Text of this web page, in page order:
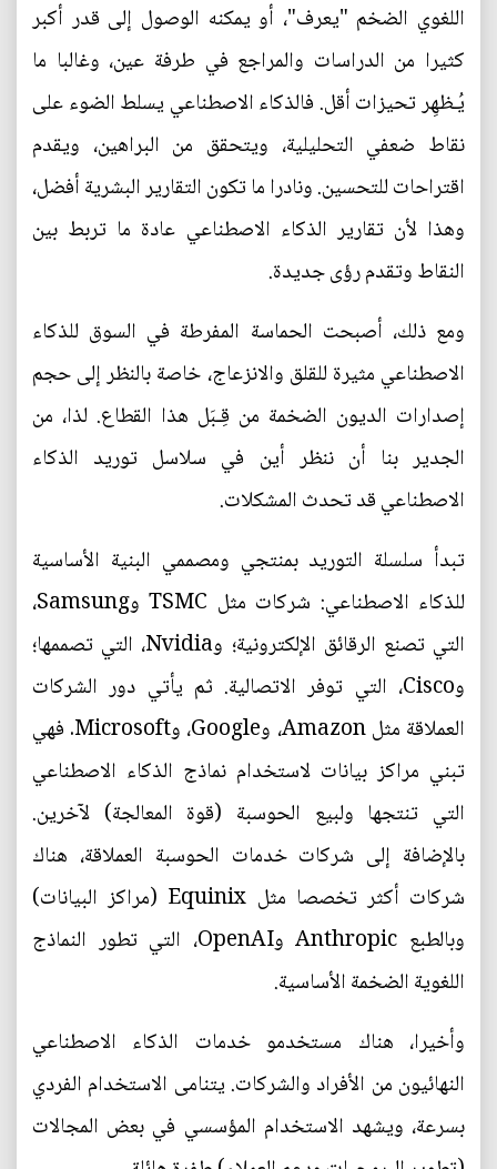
اللغوي الضخم "يعرف"، أو يمكنه الوصول إلى قدر أكبر
كثيرا من الدراسات والمراجع في طرفة عين، وغالبا ما
يُـظهِر تحيزات أقل. فالذكاء الاصطناعي يسلط الضوء على
نقاط ضعفي التحليلية، ويتحقق من البراهين، ويقدم
اقتراحات للتحسين. ونادرا ما تكون التقارير البشرية أفضل،
وهذا لأن تقارير الذكاء الاصطناعي عادة ما تربط بين
النقاط وتقدم رؤى جديدة.
ومع ذلك، أصبحت الحماسة المفرطة في السوق للذكاء
الاصطناعي مثيرة للقلق والانزعاج، خاصة بالنظر إلى حجم
إصدارات الديون الضخمة من قِـبَل هذا القطاع. لذا، من
الجدير بنا أن ننظر أين في سلاسل توريد الذكاء
الاصطناعي قد تحدث المشكلات.
تبدأ سلسلة التوريد بمنتجي ومصممي البنية الأساسية
للذكاء الاصطناعي: شركات مثل TSMC وSamsung،
التي تصنع الرقائق الإلكترونية؛ وNvidia، التي تصممها؛
وCisco، التي توفر الاتصالية. ثم يأتي دور الشركات
العملاقة مثل Amazon، وGoogle، وMicrosoft. فهي
تبني مراكز بيانات لاستخدام نماذج الذكاء الاصطناعي
التي تنتجها ولبيع الحوسبة (قوة المعالجة) لآخرين.
بالإضافة إلى شركات خدمات الحوسبة العملاقة، هناك
شركات أكثر تخصصا مثل Equinix (مراكز البيانات)
وبالطبع Anthropic وOpenAI، التي تطور النماذج
اللغوية الضخمة الأساسية.
وأخيرا، هناك مستخدمو خدمات الذكاء الاصطناعي
النهائيون من الأفراد والشركات. يتنامى الاستخدام الفردي
بسرعة، ويشهد الاستخدام المؤسسي في بعض المجالات